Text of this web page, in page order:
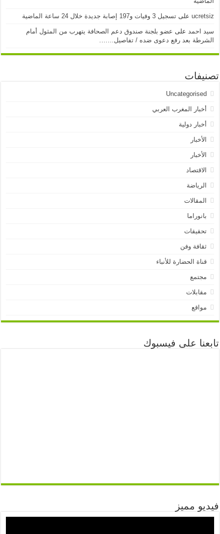
ucretsiz علىتسجيل 3 وفيات و197 إصابة جديدة خلال 24 ساعة الماضية
سيد احمد على عضو بلجنة صندوق دعم الصحافة يتهرب من المثول أمام
الشرطة بعد رفع دعوى ضده / تفاصيل…….
تصنيفات
Uncategorised
أخبار المغرب العربي
أخبار دولية
الأخبار
الأخبار
الاقتصاد
الرياضة
المقالات
بانوراما
تحقيقات
ثقافة وفن
قناة الحضارة للأنباء
مجتمع
مقابلات
مواقع
تابعنا على فيسبوك
فيديو مميز